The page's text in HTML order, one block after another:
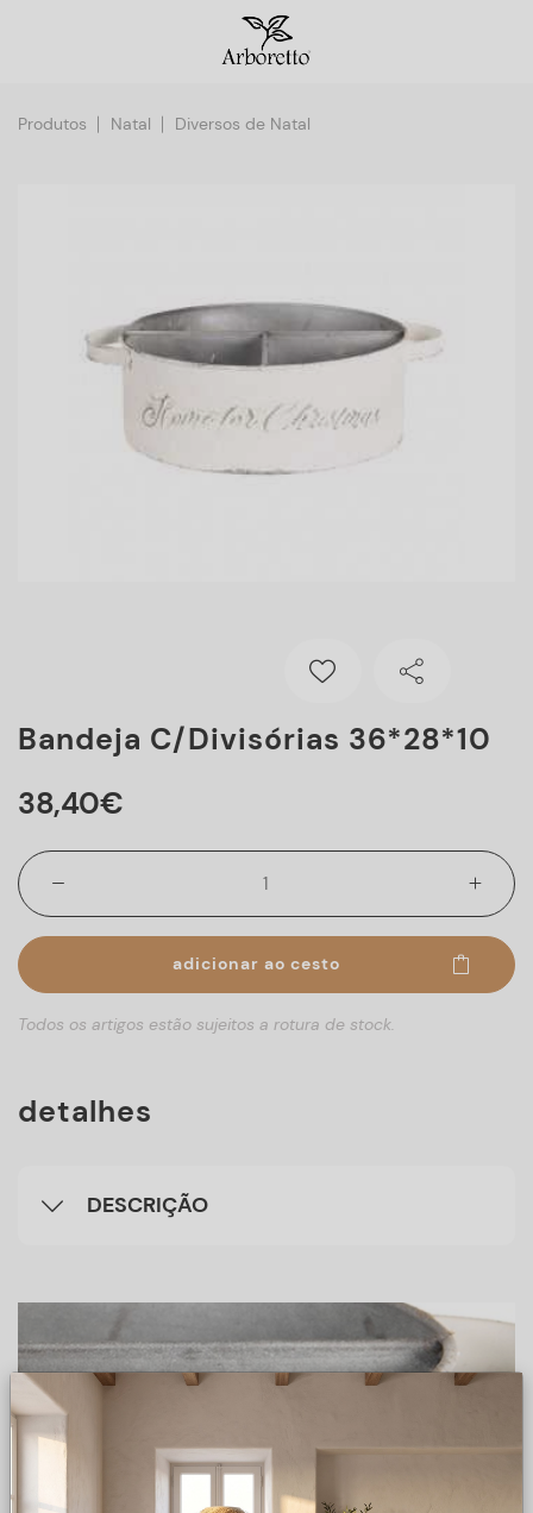
Produtos Natal Diversos de Natal
Bandeja C/divisórias 36*28*10
38,40€
adicionar ao cesto
Todos os artigos estão sujeitos a rotura de stock.
detalhes
DESCRIÇÃO